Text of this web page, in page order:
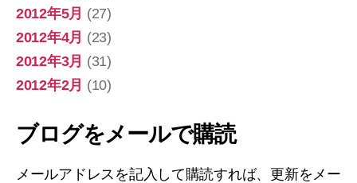
2012年5月 (27)
2012年4月 (23)
2012年3月 (31)
2012年2月 (10)
ブログをメールで購読
メールアドレスを記入して購読すれば、更新をメー